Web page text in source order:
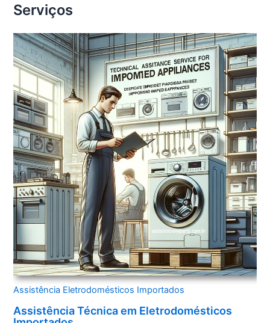
Serviços
Assistência Eletrodomésticos Importados
Assistência Técnica em Eletrodomésticos